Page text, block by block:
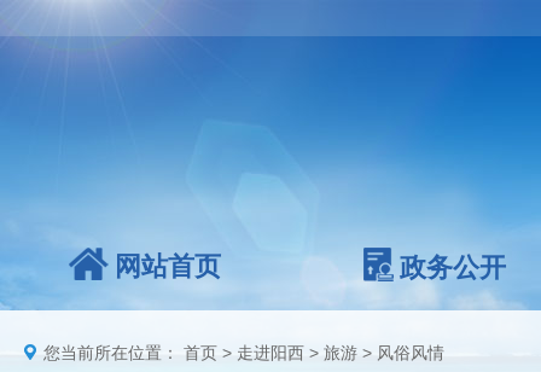
网站首页 政务公开
您当前所在位置： 首页 > 走进阳西 > 旅游 > 风俗风情